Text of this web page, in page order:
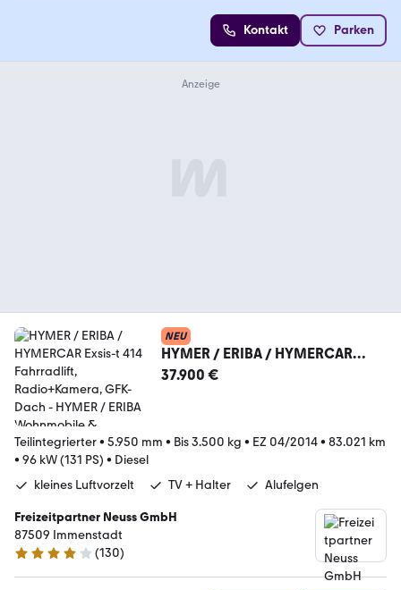
Kontakt Parken
NEU
HYMER / ERIBA / HYMERCAR
Exsis-t 414 Fahrradlift,
37.900 €
Teilintegrierter• 5.950 mm • Bis 3.500 kg • EZ 04/2014• 83.021 km
• 96 kW (131 PS) • Diesel
kleines Luftvorzelt
TV + Halter Alufelgen
Freizeitpartner Neuss GmbH
87509 Immenstadt
4.2 Sterne
(130)